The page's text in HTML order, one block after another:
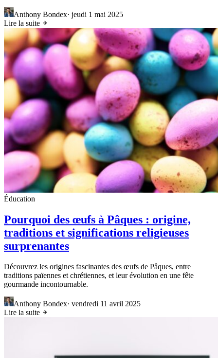
Anthony Bondex· jeudi 1 mai 2025
Lire la suite
Éducation
Pourquoi des œufs à Pâques : origine,
traditions et significations religieuses
surprenantes
Découvrez les origines fascinantes des œufs de Pâques, entre
traditions païennes et chrétiennes, et leur évolution en une fête
gourmande incontournable.
Anthony Bondex· vendredi 11 avril 2025
Lire la suite